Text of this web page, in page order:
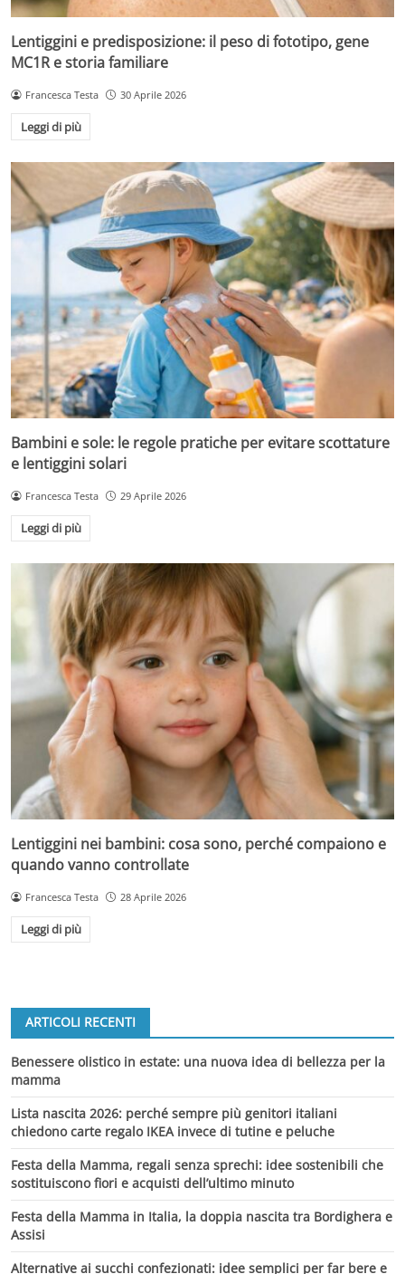
Lentiggini e predisposizione: il peso di fototipo, gene
MC1R e storia familiare
Francesca Testa 30 Aprile 2026
Leggi di più
Bambini e sole: le regole pratiche per evitare scottature
e lentiggini solari
Francesca Testa 29 Aprile 2026
Leggi di più
Lentiggini nei bambini: cosa sono, perché compaiono e
quando vanno controllate
Francesca Testa 28 Aprile 2026
Leggi di più
ARTICOLI RECENTI
Benessere olistico in estate: una nuova idea di bellezza per la
mamma
Lista nascita 2026: perché sempre più genitori italiani
chiedono carte regalo IKEA invece di tutine e peluche
Festa della Mamma, regali senza sprechi: idee sostenibili che
sostituiscono fiori e acquisti dell’ultimo minuto
Festa della Mamma in Italia, la doppia nascita tra Bordighera e
Assisi
Alternative ai succhi confezionati: idee semplici per far bere e